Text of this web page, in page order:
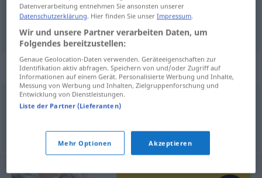
Synonyme für "diplomatisch"
freundlich,galant,zuvorkommend
© OpenThesaurus.de
Datenverarbeitung entnehmen Sie ansonsten unserer
Datenschutzerklärung. Hier finden Sie unserImpressum.
Wir und unsere Partner verarbeiten Daten, um
Folgendes bereitzustellen:
Genaue Geolocation-Daten verwenden. Geräteeigenschaften zur
Identifikation aktiv abfragen. Speichern von und/oder Zugriff auf
Informationen auf einem Gerät. Personalisierte Werbung und Inhalte,
Messung von Werbung und Inhalten, Zielgruppenforschung und
Entwicklung von Dienstleistungen.
Liste der Partner (Lieferanten)
Mehr Optionen Akzeptieren